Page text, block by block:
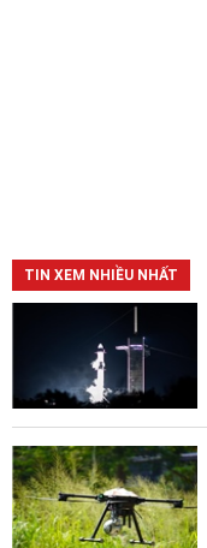
TIN XEM NHIỀU NHẤT